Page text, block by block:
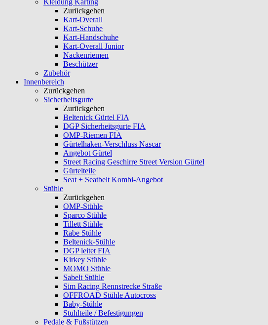
Kleidung Karting
Zurückgehen
Kart-Overall
Kart-Schuhe
Kart-Handschuhe
Kart-Overall Junior
Nackenriemen
Beschützer
Zubehör
Innenbereich
Zurückgehen
Sicherheitsgurte
Zurückgehen
Beltenick Gürtel FIA
DGP Sicherheitsgurte FIA
OMP-Riemen FIA
Gürtelhaken-Verschluss Nascar
Angebot Gürtel
Street Racing Geschirre Street Version Gürtel
Gürtelteile
Seat + Seatbelt Kombi-Angebot
Stühle
Zurückgehen
OMP-Stühle
Sparco Stühle
Tillett Stühle
Rabe Stühle
Beltenick-Stühle
DGP leitet FIA
Kirkey Stühle
MOMO Stühle
Sabelt Stühle
Sim Racing Rennstrecke Straße
OFFROAD Stühle Autocross
Baby-Stühle
Stuhlteile / Befestigungen
Pedale & Fußstützen